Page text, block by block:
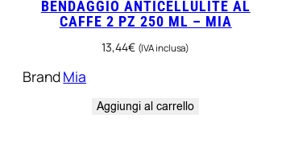
BENDAGGIO ANTICELLULITE AL
CAFFE 2 PZ 250 ML – MIA
13,44€ (IVA inclusa)
BrandMia
Aggiungi al carrello